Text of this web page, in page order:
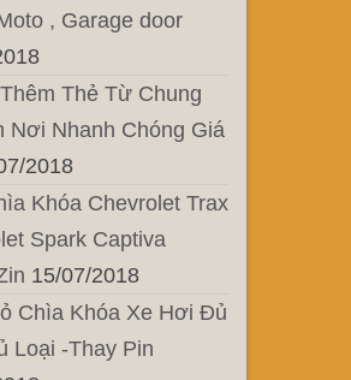
, Garage door
Thẻ Từ Chung
Nơi Nhanh Chóng Giá
2018
Khóa Chevrolet Trax
Spark Captiva
15/07/2018
Chìa Khóa Xe Hơi Đủ
Loại -Thay Pin